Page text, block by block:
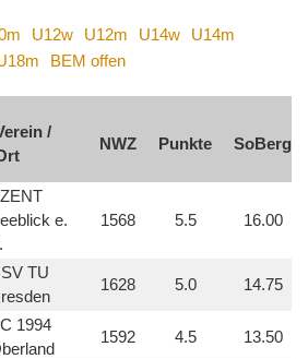
U12w U12m U14w
U14m
BEM offen
/
NWZ Punkte SoBerg
e.
1568 5.5 16.00
TU
1628 5.0 14.75
1994
1592 4.5 13.50